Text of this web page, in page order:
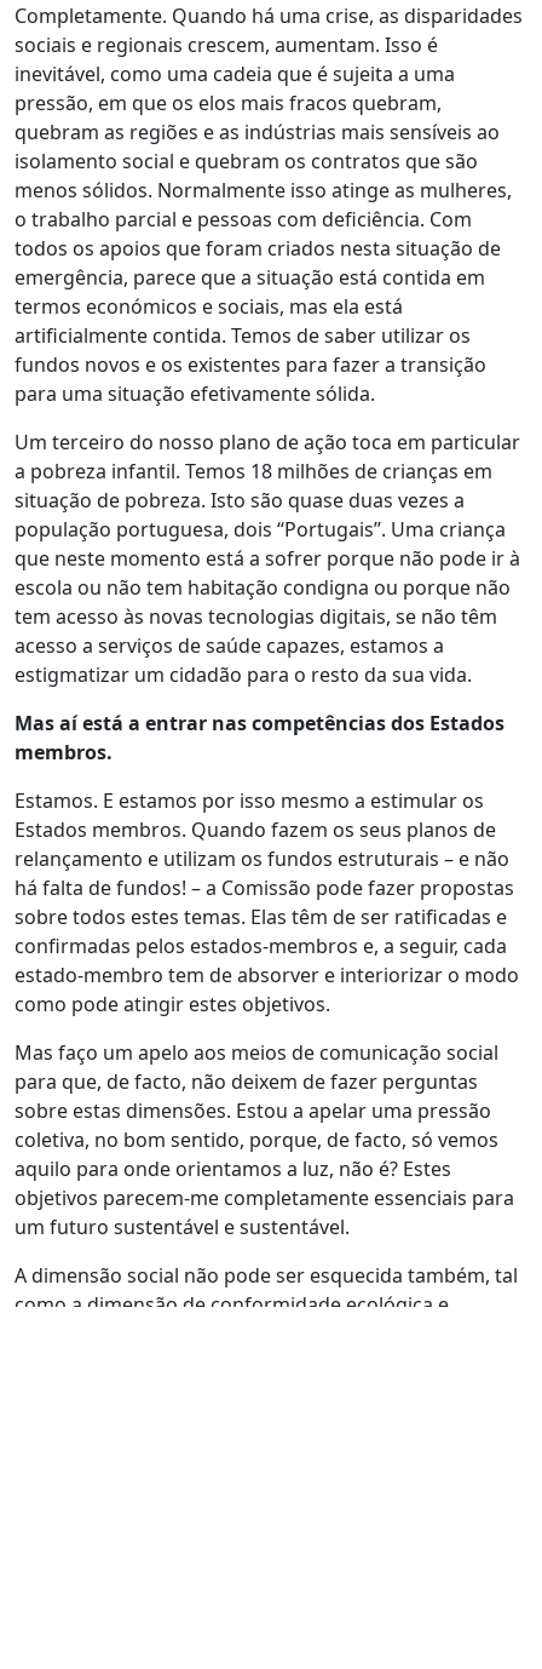
Completamente. Quando há uma crise, as disparidades
sociais e regionais crescem, aumentam. Isso é
inevitável, como uma cadeia que é sujeita a uma
pressão, em que os elos mais fracos quebram,
quebram as regiões e as indústrias mais sensíveis ao
isolamento social e quebram os contratos que são
menos sólidos. Normalmente isso atinge as mulheres,
o trabalho parcial e pessoas com deficiência. Com
todos os apoios que foram criados nesta situação de
emergência, parece que a situação está contida em
termos económicos e sociais, mas ela está
artificialmente contida. Temos de saber utilizar os
fundos novos e os existentes para fazer a transição
para uma situação efetivamente sólida.
Um terceiro do nosso plano de ação toca em particular
a pobreza infantil. Temos 18 milhões de crianças em
situação de pobreza. Isto são quase duas vezes a
população portuguesa, dois “Portugais”. Uma criança
que neste momento está a sofrer porque não pode ir à
escola ou não tem habitação condigna ou porque não
tem acesso às novas tecnologias digitais, se não têm
acesso a serviços de saúde capazes, estamos a
estigmatizar um cidadão para o resto da sua vida.
Mas aí está a entrar nas competências dos Estados
membros.
Estamos. E estamos por isso mesmo a estimular os
Estados membros. Quando fazem os seus planos de
relançamento e utilizam os fundos estruturais – e não
há falta de fundos! – a Comissão pode fazer propostas
sobre todos estes temas. Elas têm de ser ratificadas e
confirmadas pelos estados-membros e, a seguir, cada
estado-membro tem de absorver e interiorizar o modo
como pode atingir estes objetivos.
Mas faço um apelo aos meios de comunicação social
para que, de facto, não deixem de fazer perguntas
sobre estas dimensões. Estou a apelar uma pressão
coletiva, no bom sentido, porque, de facto, só vemos
aquilo para onde orientamos a luz, não é? Estes
objetivos parecem-me completamente essenciais para
um futuro sustentável e sustentável.
A dimensão social não pode ser esquecida também, tal
como a dimensão de conformidade ecológica e